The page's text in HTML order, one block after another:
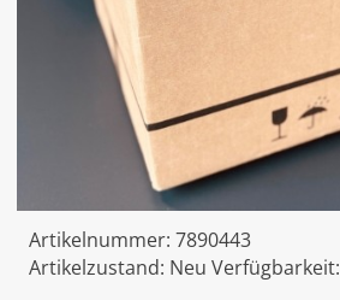
Artikelnummer: 7890443
Artikelzustand: Neu Verfügbarkeit: